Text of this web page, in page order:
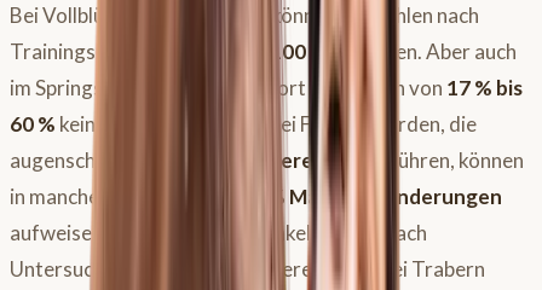
Bei Vollblütern im Rennsport können die Zahlen nach
Trainingsbeginn sogar bis zu
100 % erreichen. Aber auch
im Springsport und Dressursport sind Raten von 17 % bis
60 % keine Seltenheit. Selbst bei Freizeitpferden, die
augenscheinlich ein
stressfreieres Leben
führen, können
in manchen Studien bis zu
11 % Magenveränderungen
aufweisen – wobei hier die Dunkelziffer je nach
Untersuchungshäufigkeit variieren kann. Bei Trabern